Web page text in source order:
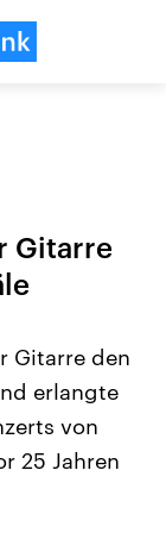
Beiträge,
und
Gitarre
Gitarre den
erlangte
von
25 Jahren